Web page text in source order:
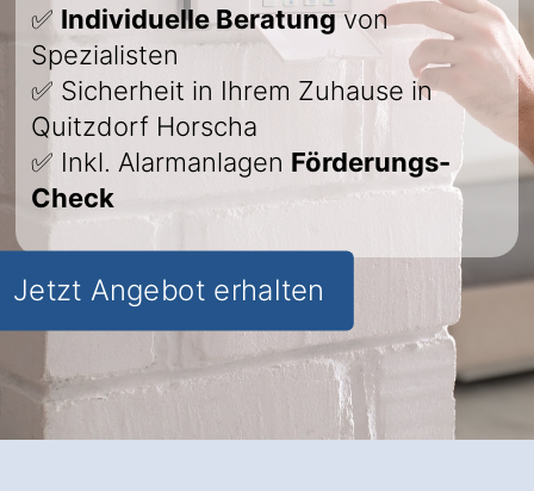
✅ Individuelle Beratungvon
Spezialisten
✅ Sicherheit in Ihrem Zuhause in
Quitzdorf Horscha
✅ Inkl. Alarmanlagen Förderungs-
Check
Jetzt Angebot erhalten